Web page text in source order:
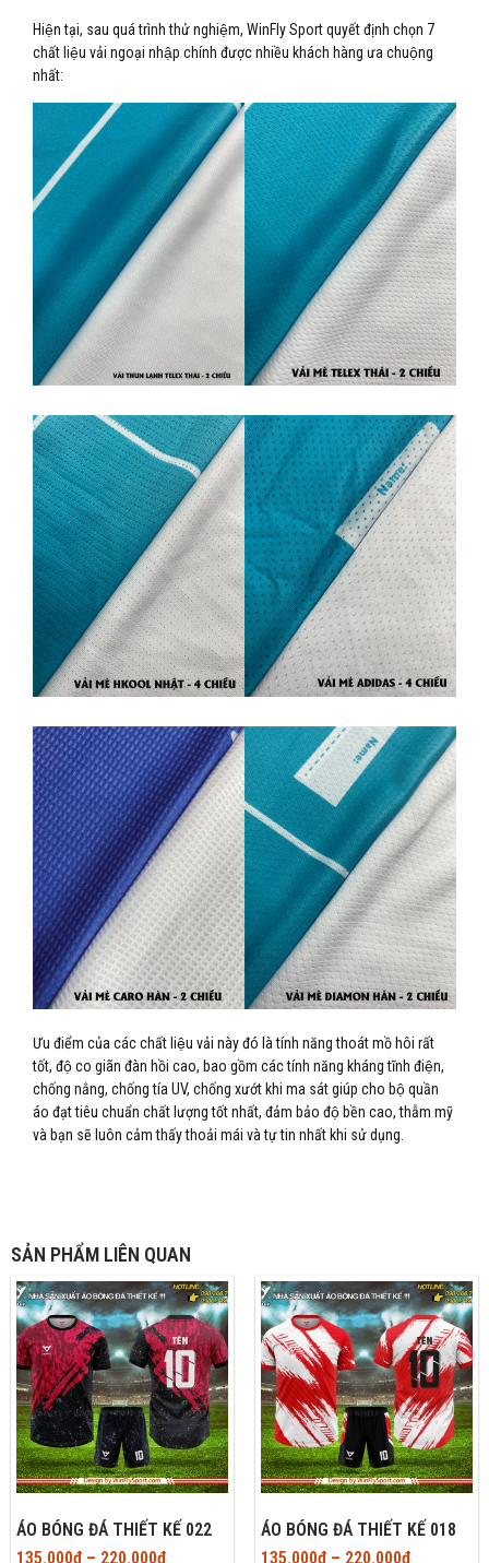
Hiện tại, sau quá trình thử nghiệm, WinFly Sport quyết định chọn 7
chất liệu vải ngoại nhập chính được nhiều khách hàng ưa chuộng
nhất:
Ưu điểm của các chất liệu vải này đó là tính năng thoát mồ hôi rất
tốt, độ co giãn đàn hồi cao, bao gồm các tính năng kháng tĩnh điện,
chống nắng, chống tía UV, chống xướt khi ma sát giúp cho bộ quần
áo đạt tiêu chuẩn chất lượng tốt nhất, đảm bảo độ bền cao, thẫm mỹ
và bạn sẽ luôn cảm thấy thoải mái và tự tin nhất khi sử dụng.
SẢN PHẨM LIÊN QUAN
ÁO BÓNG ĐÁ THIẾT KẾ 022
135.000₫– 220.000₫
ÁO BÓNG ĐÁ THIẾT KẾ 018
135.000₫– 220.000₫